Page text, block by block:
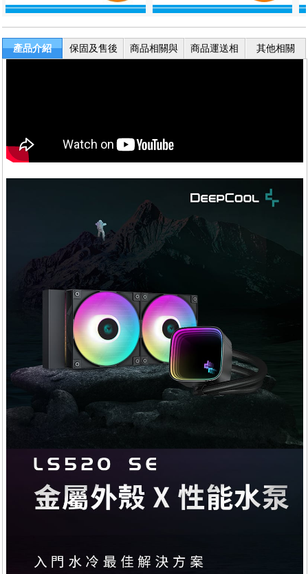
產品介紹
保固及售後
商品相關與
商品運送相
其他相關